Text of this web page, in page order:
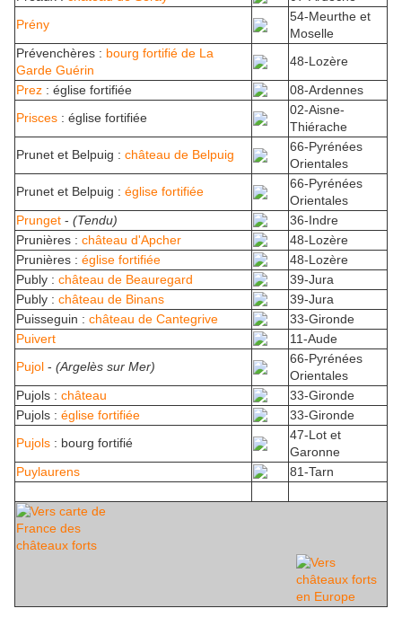
Prény
54-Meurthe et
Moselle
Prévenchères : bourg fortifié de La
Garde Guérin
48-Lozère
Prez : église fortifiée
08-Ardennes
Prisces : église fortifiée
02-Aisne-
Thiérache
Prunet et Belpuig : château de Belpuig
66-Pyrénées
Orientales
Prunet et Belpuig : église fortifiée
66-Pyrénées
Orientales
Prunget - (Tendu)
36-Indre
Prunières : château d'Apcher
48-Lozère
Prunières : église fortifiée
48-Lozère
Publy : château de Beauregard
39-Jura
Publy : château de Binans
39-Jura
Puisseguin : château de Cantegrive
33-Gironde
Puivert
11-Aude
Pujol - (Argelès sur Mer)
66-Pyrénées
Orientales
Pujols : château
33-Gironde
Pujols : église fortifiée
33-Gironde
Pujols : bourg fortifié
47-Lot et
Garonne
Puylaurens
81-Tarn